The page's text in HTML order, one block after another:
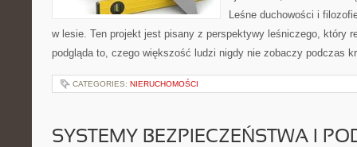
Leśne duchowości i
w lesie. Ten projekt jest pisany z perspektywy leśniczego, który
podgląda to, czego większość ludzi nigdy nie zobaczy podczas
CATEGORIES: NIERUCHOMOŚCI
SYSTEMY BEZPIECZEŃSTWA I